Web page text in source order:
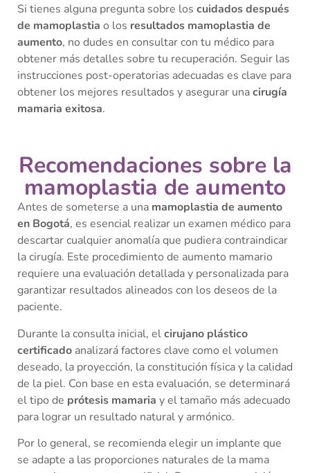
Si tienes alguna pregunta sobre los cuidados después
de mamoplastia o los resultados mamoplastia de
aumento, no dudes en consultar con tu médico para
obtener más detalles sobre tu recuperación. Seguir las
instrucciones post-operatorias adecuadas es clave para
obtener los mejores resultados y asegurar unacirugía
mamaria exitosa.
Recomendaciones sobre la
mamoplastia de aumento
Antes de someterse a una mamoplastia de aumento
en Bogotá, es esencial realizar un examen médico para
descartar cualquier anomalía que pudiera contraindicar
la cirugía. Este procedimiento de aumento mamario
requiere una evaluación detallada y personalizada para
garantizar resultados alineados con los deseos de la
paciente.
Durante la consulta inicial, elcirujano plástico
certificado analizará factores clave como el volumen
deseado, la proyección, la constitución física y la calidad
de la piel. Con base en esta evaluación, se determinará
el tipo de prótesis mamaria y el tamaño más adecuado
para lograr un resultado natural y armónico.
Por lo general, se recomienda elegir un implante que
se adapte a las proporciones naturales de la mama